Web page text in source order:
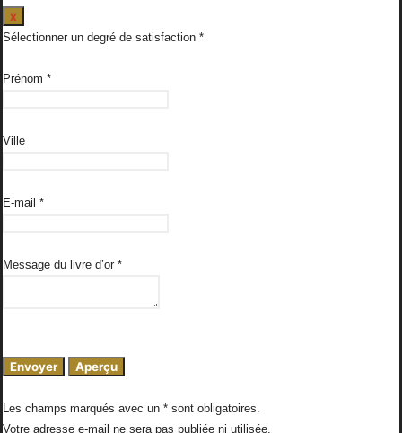
x
ce
formulaire.
Sélectionner un degré de satisfaction
Prénom *
Ville
E-mail *
Message du livre d’or *
Les champs marqués avec un * sont obligatoires.
Votre adresse e-mail ne sera pas publiée ni utilisée.